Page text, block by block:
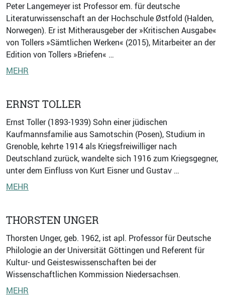
Peter Langemeyer ist Professor em. für deutsche
Literaturwissenschaft an der Hochschule Østfold (Halden,
Norwegen). Er ist Mitherausgeber der »Kritischen Ausgabe«
von Tollers »Sämtlichen Werken« (2015), Mitarbeiter an der
Edition von Tollers »Briefen« …
MEHR
ERNST TOLLER
Ernst Toller (1893-1939) Sohn einer jüdischen
Kaufmannsfamilie aus Samotschin (Posen), Studium in
Grenoble, kehrte 1914 als Kriegsfreiwilliger nach
Deutschland zurück, wandelte sich 1916 zum Kriegsgegner,
unter dem Einfluss von Kurt Eisner und Gustav …
MEHR
THORSTEN UNGER
Thorsten Unger, geb. 1962, ist apl. Professor für Deutsche
Philologie an der Universität Göttingen und Referent für
Kultur- und Geisteswissenschaften bei der
Wissenschaftlichen Kommission Niedersachsen.
MEHR